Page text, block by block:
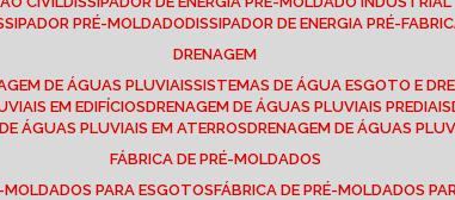
PRÉ-MOLDADO DISSIPADOR DE ENERGIA PRÉ-
DRENAGEM
DE ÁGUAS PLUVIAIS SISTEMAS DE ÁGUA ESGOTO E
EM EDIFÍCIOS DRENAGEM DE ÁGUAS PLUVIAIS PREDIAIS
DE ÁGUAS PLUVIAIS EM ATERROS DRENAGEM DE ÁGUAS
FÁBRICA DE PRÉ-MOLDADOS
MOLDADOS PARA ESGOTOS FÁBRICA DE PRÉ-MOLDADOS